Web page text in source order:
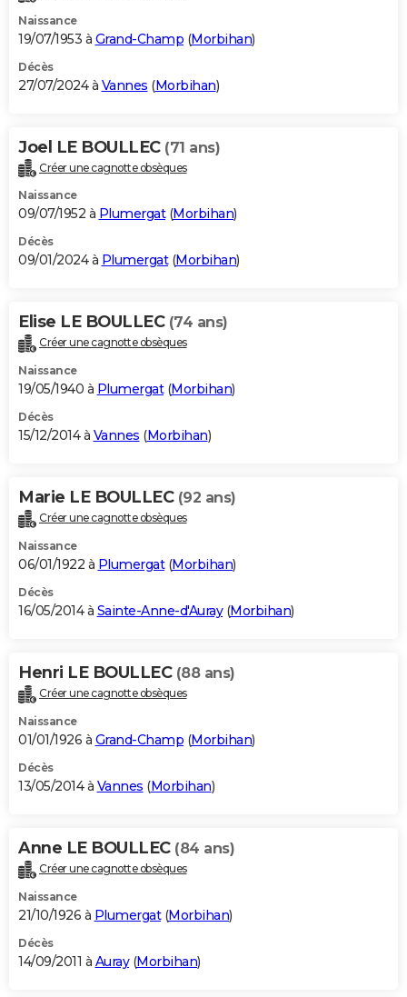
Naissance
19/07/1953 à Grand-Champ (Morbihan)
Décès
27/07/2024 à Vannes (Morbihan)
Joel LE BOULLEC (71 ans)
Créer une cagnotte obsèques
Naissance
09/07/1952 à Plumergat(Morbihan)
Décès
09/01/2024 à Plumergat(Morbihan)
Elise LE BOULLEC (74 ans)
Créer une cagnotte obsèques
Naissance
19/05/1940 à Plumergat(Morbihan)
Décès
15/12/2014 à Vannes (Morbihan)
Marie LE BOULLEC (92 ans)
Créer une cagnotte obsèques
Naissance
06/01/1922 à Plumergat(Morbihan)
Décès
16/05/2014 à Sainte-Anne-d'Auray(Morbihan)
Henri LE BOULLEC (88 ans)
Créer une cagnotte obsèques
Naissance
01/01/1926 à Grand-Champ (Morbihan)
Décès
13/05/2014 à Vannes (Morbihan)
Anne LE BOULLEC (84 ans)
Créer une cagnotte obsèques
Naissance
21/10/1926 à Plumergat(Morbihan)
Décès
14/09/2011 à Auray(Morbihan)